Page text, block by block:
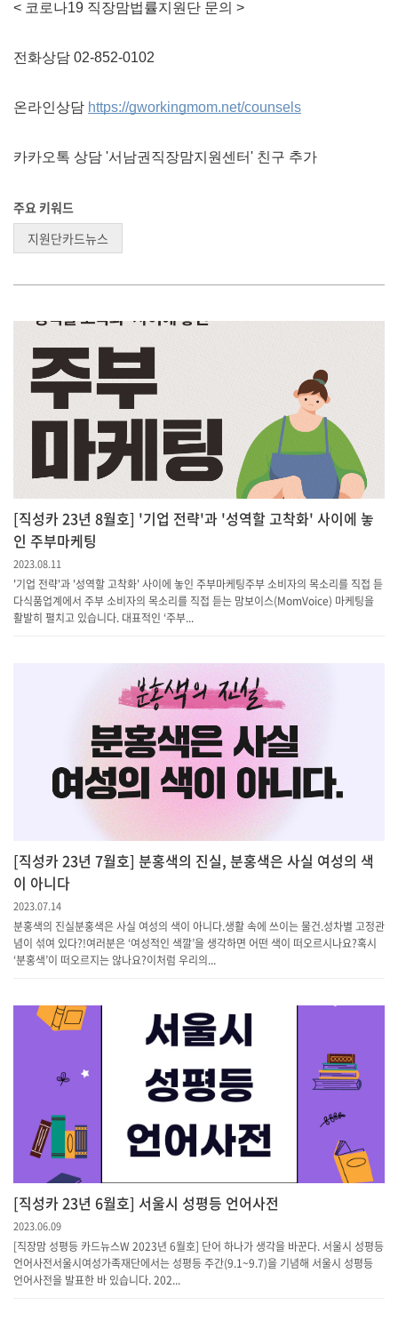
< 코로나19 직장맘법률지원단 문의 >
전화상담 02-852-0102
온라인상담 https://gworkingmom.net/counsels
카카오톡 상담 '서남권직장맘지원센터' 친구 추가
주요 키워드
지원단카드뉴스
[직성카 23년 8월호] '기업 전략'과 '성역할 고착화' 사이에 놓
인 주부마케팅
2023.08.11
'기업 전략'과 '성역할 고착화' 사이에 놓인 주부마케팅주부 소비자의 목소리를 직접 듣
다식품업계에서 주부 소비자의 목소리를 직접 듣는 맘보이스(MomVoice) 마케팅을
활발히 펼치고 있습니다. 대표적인 ‘주부...
[직성카 23년 7월호] 분홍색의 진실, 분홍색은 사실 여성의 색
이 아니다
2023.07.14
분홍색의 진실분홍색은 사실 여성의 색이 아니다.생활 속에 쓰이는 물건.성차별 고정관
념이 섞여 있다?!여러분은 ‘여성적인 색깔’을 생각하면 어떤 색이 떠오르시나요?혹시
‘분홍색’이 떠오르지는 않나요?이처럼 우리의...
[직성카 23년 6월호] 서울시 성평등 언어사전
2023.06.09
[직장맘 성평등 카드뉴스W 2023년 6월호] 단어 하나가 생각을 바꾼다. 서울시 성평등
언어사전서울시여성가족재단에서는 성평등 주간(9.1~9.7)을 기념해 서울시 성평등
언어사전을 발표한 바 있습니다. 202...